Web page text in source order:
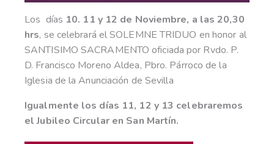
Los días 10. 11 y 12 de Noviembre, a las 20,30
hrs, se celebrará el SOLEMNE TRIDUO en honor al
SANTISIMO SACRAMENTO oficiada por Rvdo. P.
D. Francisco Moreno Aldea, Pbro. Párroco de la
Iglesia de la Anunciación de Sevilla
Igualmente los días 11, 12 y 13 celebraremos
el Jubileo Circular en San Martín.